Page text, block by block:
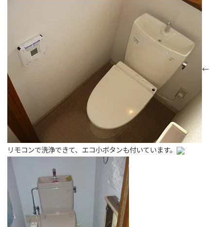
←
リモコンで洗浄できて、エコ小ボタンも付いています。